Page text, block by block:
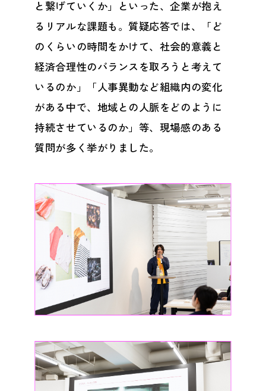
と繋げていくか」といった、企業が抱え
るリアルな課題も。質疑応答では、「ど
のくらいの時間をかけて、社会的意義と
経済合理性のバランスを取ろうと考えて
いるのか」「人事異動など組織内の変化
がある中で、地域との人脈をどのように
持続させているのか」等、現場感のある
質問が多く挙がりました。